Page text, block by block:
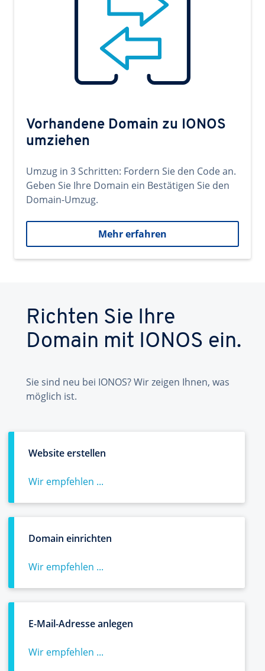
Vorhandene Domain zu IONOS
umziehen
Umzug in 3 Schritten: Fordern Sie den Code an.
Geben Sie Ihre Domain ein Bestätigen Sie den
Domain-Umzug.
Mehr erfahren
Richten Sie Ihre
Domain mit IONOS ein.
Sie sind neu bei IONOS? Wir zeigen Ihnen, was
möglich ist.
Website erstellen
Wir empfehlen ...
Domain einrichten
Wir empfehlen ...
E-Mail-Adresse anlegen
Wir empfehlen ...